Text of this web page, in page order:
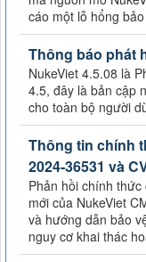
cáo một lỗ hổng
Thông báo phát
NukeViet 4.5.08 là
4.5, đây là bản cập
cho toàn bộ người
Thông tin chính
2024-36531 và
Phản hồi chính
mới của NukeViet
và hướng dẫn bảo
nguy cơ khai thác